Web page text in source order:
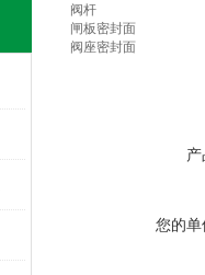
阀杆
闸板密封面
阀座密封面
您的单